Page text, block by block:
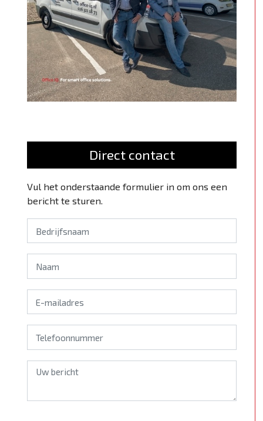
Direct contact
Vul het onderstaande formulier in om ons een
bericht te sturen.